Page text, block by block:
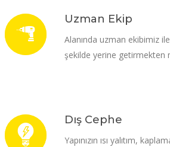
Uzman Ekip
Alanında uzman ekibimiz
şekilde yerine getirmekten
Dış Cephe
Yapınızın ısı yalıtım,